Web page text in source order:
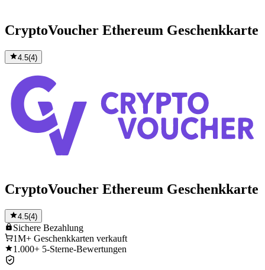
CryptoVoucher Ethereum Geschenkkarte
4.5(4)
CryptoVoucher Ethereum Geschenkkarte
4.5(4)
Sichere Bezahlung
1M+ Geschenkkarten verkauft
1.000+ 5-Sterne-Bewertungen